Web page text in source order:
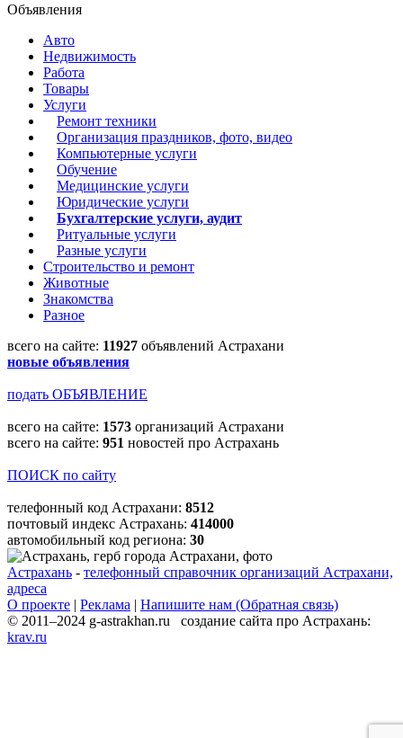
Объявления
Авто
Недвижимость
Работа
Товары
Услуги
Ремонт техники
Организация праздников, фото, видео
Компьютерные услуги
Обучение
Медицинские услуги
Юридические услуги
Бухгалтерские услуги, аудит
Ритуальные услуги
Разные услуги
Строительство и ремонт
Животные
Знакомства
Разное
всего на сайте: 11927 объявлений Астрахани
новые объявления
подать ОБЪЯВЛЕНИЕ
всего на сайте: 1573 организаций Астрахани
всего на сайте: 951 новостей про Астрахань
ПОИСК по сайту
телефонный код Астрахани: 8512
почтовый индекс Астрахань: 414000
автомобильный код региона: 30
Астрахань - телефонный справочник организаций Астрахани,
адреса
О проекте | Реклама | Напишите нам (Обратная связь)
© 2011–2024 g-astrakhan.ru создание сайта про Астрахань:
krav.ru